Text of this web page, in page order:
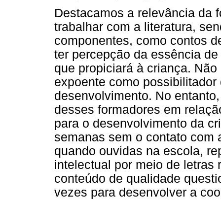
Destacamos a relevância da
trabalhar com a literatura,
componentes, como contos
ter percepção da essência
que propiciará à criança.
expoente como
desenvolvimento. No
desses formadores em
para o desenvolvimento da
semanas sem o contato com
quando ouvidas na escola,
intelectual por meio de letras
conteúdo de qualidade
vezes para desenvolver a